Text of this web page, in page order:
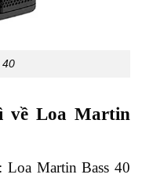
40
về Loa Martin
Loa Martin Bass 40